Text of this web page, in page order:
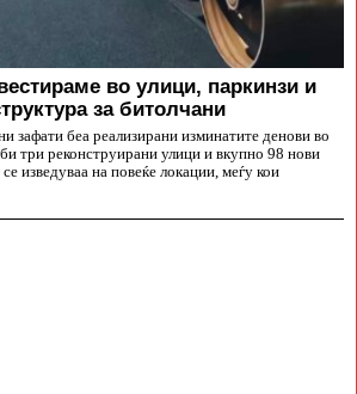
во улици, паркинзи и
за битолчани
зафати беа реализирани изминатите денови во
три реконструирани улици и вкупно 98 нови
изведуваа на повеќе локации, меѓу кои